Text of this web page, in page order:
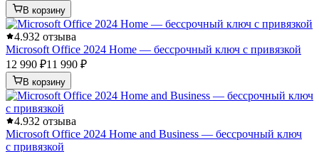
В корзину
4.932 отзыва
Microsoft Office 2024 Home — бессрочный ключ с привязкой
12 990 ₽11 990 ₽
В корзину
4.932 отзыва
Microsoft Office 2024 Home and Business — бессрочный ключ
с привязкой